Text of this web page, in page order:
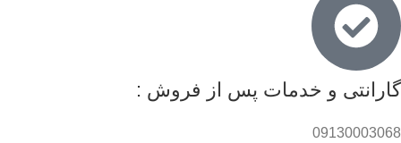
گارانتی و خدمات پس از فروش :
09130003068